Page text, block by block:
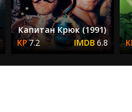
Капитан Крюк (1991)
7.2
6.8